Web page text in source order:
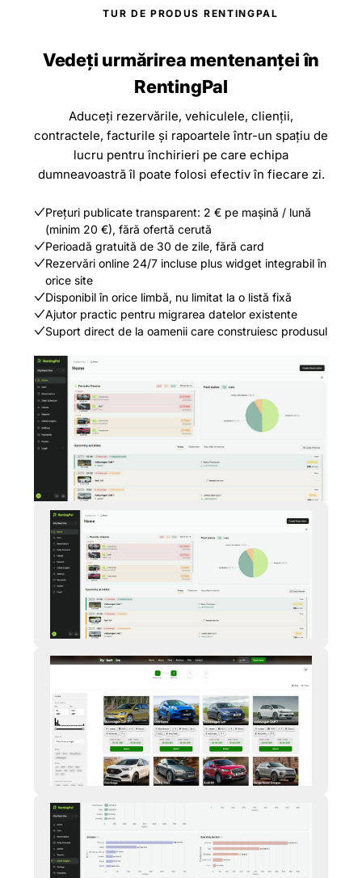
TUR DE PRODUS RENTINGPAL
Vedeți urmărirea mentenanței în
RentingPal
Aduceți rezervările, vehiculele, clienții,
contractele, facturile și rapoartele într-un spațiu de
lucru pentru închirieri pe care echipa
dumneavoastră îl poate folosi efectiv în fiecare zi.
Prețuri publicate transparent: 2 € pe mașină / lună
(minim 20 €), fără ofertă cerută
Perioadă gratuită de 30 de zile, fără card
Rezervări online 24/7 incluse plus widget integrabil în
orice site
Disponibil în orice limbă, nu limitat la o listă fixă
Ajutor practic pentru migrarea datelor existente
Suport direct de la oamenii care construiesc produsul